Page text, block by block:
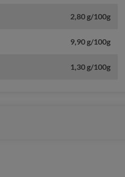
2,80 g/100g
9,90 g/100g
1,30 g/100g